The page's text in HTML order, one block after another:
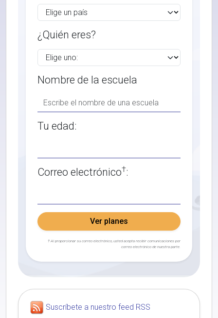
¿Quién eres?
Nombre de la escuela
Tu edad:
Correo electrónico†:
Ver planes
† Al proporcionar su correo electrónico, usted acepta recibir comunicaciones por
correo electrónico de nuestra parte.
Suscríbete a nuestro feed RSS